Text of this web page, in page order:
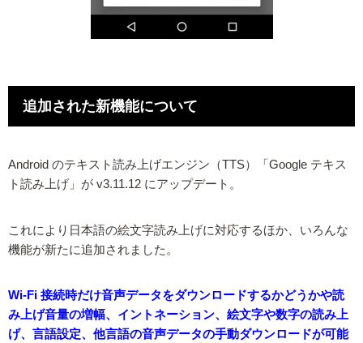
追加された新機能について
Android のテキスト読み上げエンジン（TTS）「Google テキス
ト読み上げ」が v3.11.12 にアップデート。
これにより日本語の絵文字読み上げに対応するほか、いろんな
機能が新たに追加されました。
Wi-Fi 接続時だけ音声データをダウンロードするかどうかや読
み上げ音量の増幅、イントネーション、絵文字や数字の読み上
げ、言語設定、他言語の音声データの手動ダウンロードが可能